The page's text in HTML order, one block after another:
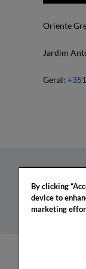
Oriente
Jardim
Geral:
Política
By clicking
device to
marketing